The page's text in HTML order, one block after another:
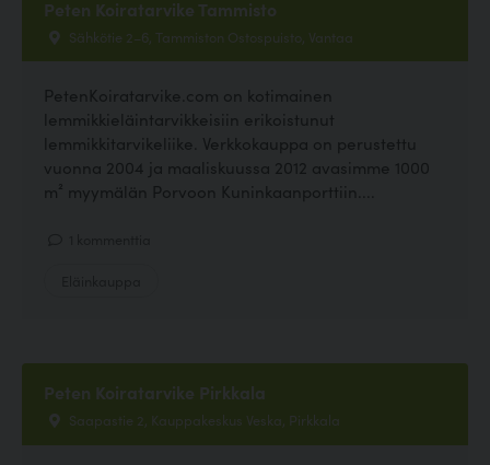
Peten Koiratarvike Tammisto
Sähkötie 2–6, Tammiston Ostospuisto, Vantaa
PetenKoiratarvike.com on kotimainen
lemmikkieläintarvikkeisiin erikoistunut
lemmikkitarvikeliike. Verkkokauppa on perustettu
vuonna 2004 ja maaliskuussa 2012 avasimme 1000
m² myymälän Porvoon Kuninkaanporttiin....
Peten Koiratarvike Pirkkala
Saapastie 2, Kauppakeskus Veska, Pirkkala